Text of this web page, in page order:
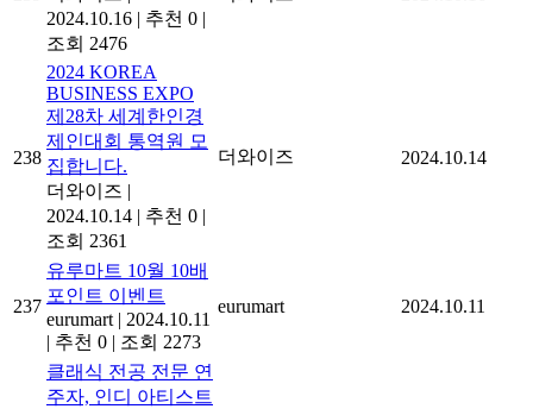
2024.10.16 | 추천 0 |
조회 2476
238
2024 KOREA
BUSINESS EXPO
제28차 세계한인경
제인대회 통역원 모
집합니다.
더와이즈 |
2024.10.14 | 추천 0 |
조회 2361
더와이즈 2024.10.14
237
유루마트 10월 10배
포인트 이벤트
eurumart | 2024.10.11
| 추천 0 | 조회 2273
eurumart 2024.10.11
클래식 전공 전문 연
주자, 인디 아티스트